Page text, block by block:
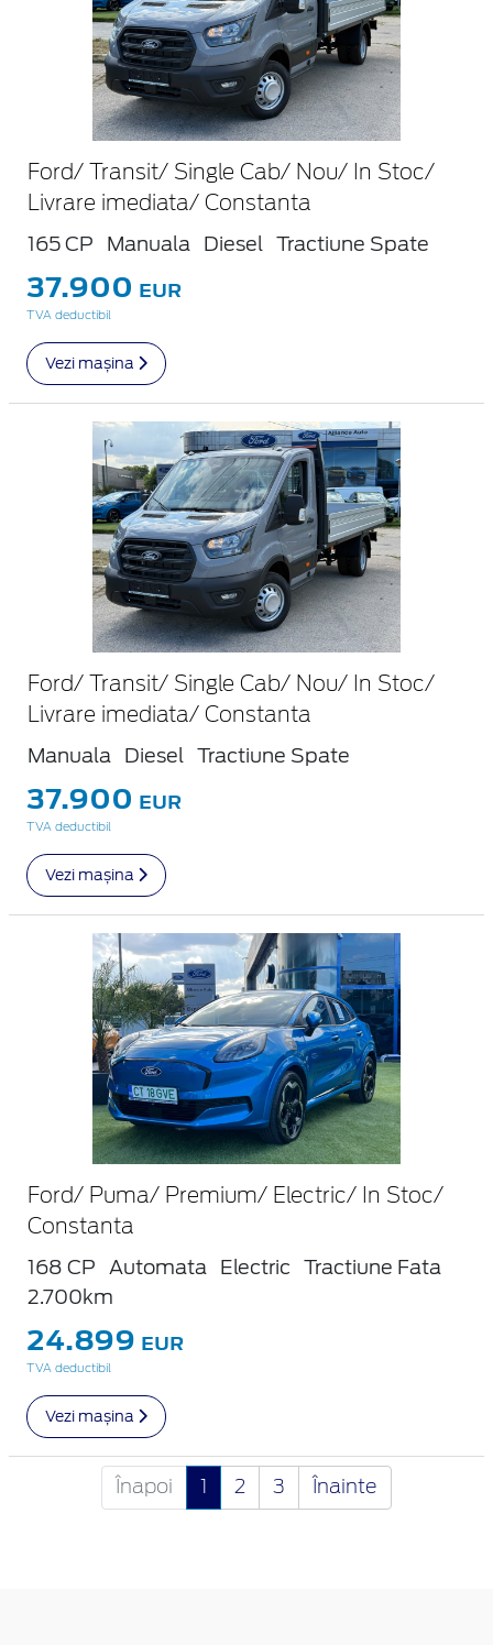
Ford/ Transit/ Single Cab/ Nou/ In Stoc/
Livrare imediata/ Constanta
165 CP Manuala Diesel Tractiune Spate
37.900 EUR
TVA deductibil
Vezi mașina
Ford/ Transit/ Single Cab/ Nou/ In Stoc/
Livrare imediata/ Constanta
Manuala Diesel Tractiune Spate
37.900 EUR
TVA deductibil
Vezi mașina
Ford/ Puma/ Premium/ Electric/ In Stoc/
Constanta
168 CP Automata Electric
Tractiune Fata
2.700km
24.899 EUR
TVA deductibil
Vezi mașina
Înapoi 2 3 Înainte